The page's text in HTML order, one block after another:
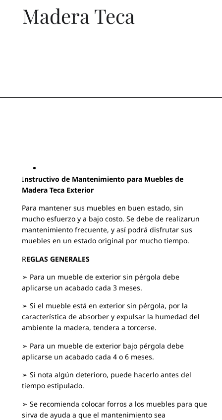
Madera Teca
Instructivo de Mantenimiento para Muebles de
Madera Teca Exterior
Para mantener sus muebles en buen estado, sin
mucho esfuerzo y a bajo costo. Se debe de realizarun
mantenimiento frecuente, y así podrá disfrutar sus
muebles en un estado original por mucho tiempo.
REGLAS GENERALES
➢ Para un mueble de exterior sin pérgola debe
aplicarse un acabado cada 3 meses.
➢ Si el mueble está en exterior sin pérgola, por la
característica de absorber y expulsar la humedad del
ambiente la madera, tendera a torcerse.
➢ Para un mueble de exterior bajo pérgola debe
aplicarse un acabado cada 4 o 6 meses.
➢ Si nota algún deterioro, puede hacerlo antes del
tiempo estipulado.
➢ Se recomienda colocar forros a los muebles para que
sirva de ayuda a que el mantenimiento sea